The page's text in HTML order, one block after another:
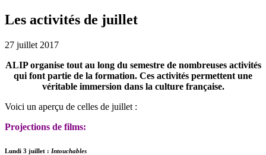
Les activités de juillet
27 juillet 2017
ALIP organise tout au long du semestre de nombreuses activités
qui font partie de la formation. Ces activités permettent une
véritable immersion dans la culture française.
Voici un aperçu de celles de juillet :
Projections de films:
Lundi 3 juillet : Intouchables